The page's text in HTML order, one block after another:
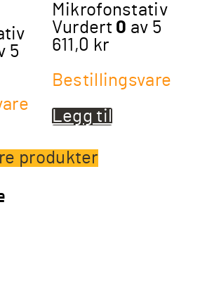
5
Mikrofonstativ
Vurdert 0 av 5
611,0 kr
Bestillingsvare
Legg til
produkter